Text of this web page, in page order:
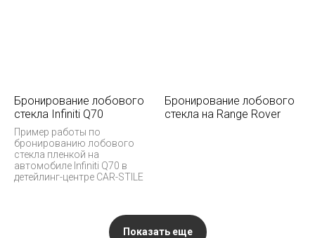
Бронирование лобового
стекла Infiniti Q70
Пример работы по
бронированию лобового
стекла пленкой на
автомобиле Infiniti Q70 в
детейлинг-центре CAR-STILE
Бронирование лобового
стекла на Range Rover
Показать еще